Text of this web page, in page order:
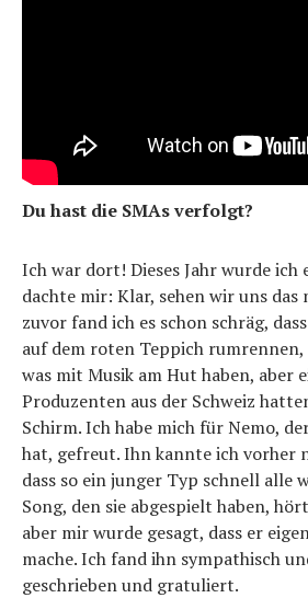
Du hast die SMAs verfolgt?
Ich war dort! Dieses Jahr wurde ich
dachte mir: Klar, sehen wir uns das
zuvor fand ich es schon schräg,
auf dem roten Teppich
was mit Musik am Hut haben, aber
Produzenten aus der Schweiz
Schirm. Ich habe mich für Nemo,
hat, gefreut. Ihn kannte ich vorher
dass so ein junger Typ schnell alle
Song, den sie abgespielt haben,
aber mir wurde gesagt, dass er
mache. Ich fand ihn sympathisch
geschrieben und gratuliert.